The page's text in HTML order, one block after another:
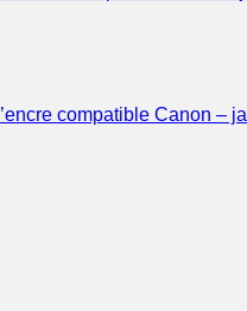
compatible Canon –